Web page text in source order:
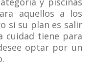
aquellos a los
si su plan es salir
cuidad tiene para
optar por un